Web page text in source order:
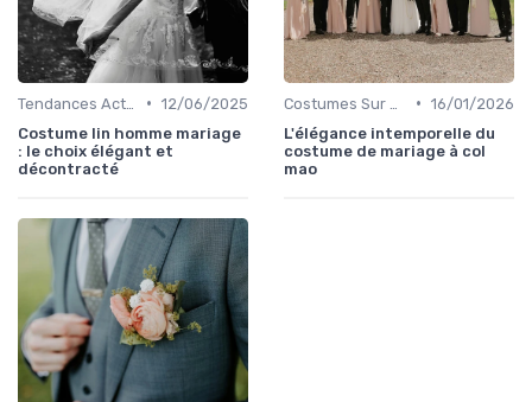
• 12/06/2025
Costume lin homme mariage
: le choix élégant et
décontracté
• 16/01/2026
L'élégance intemporelle du
costume de mariage à col
mao